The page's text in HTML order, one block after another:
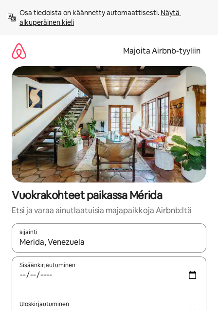
sisältö
väliin
Osa tiedoista on käännetty automaattisesti. Näytä
alkuperäinen kieli
Majoita Airbnb-tyyliin
Vuokrakohteet paikassa Mérida
Etsi ja varaa ainutlaatuisia majapaikkoja Airbnb:ltä
sijainti
Kun tulokset ovat saatavilla, navigoi ylös- ja alas-
Sisäänkirjautuminen
Uloskirjautuminen